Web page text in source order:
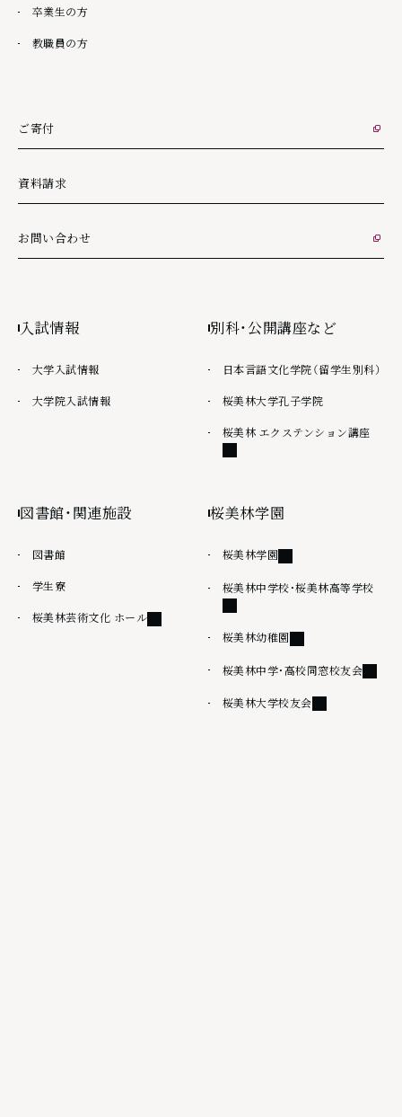
卒業生の方
教職員の方
ご寄付
外部リンク
資料請求
お問い合わせ
外部リンク
入試情報
大学入試情報
大学院入試情報
別科・公開講座など
日本言語文化学院（留学生別科）
桜美林大学孔子学院
桜美林 エクステンション講座外部
図書館・関連施設
図書館
学生寮
桜美林芸術文化 ホール外部リンク
桜美林学園
桜美林学園外部リンク
桜美林中学校・桜美林高等学校外部
桜美林幼稚園外部リンク
桜美林中学・高校同窓校友会外部リ
桜美林大学校友会外部リンク